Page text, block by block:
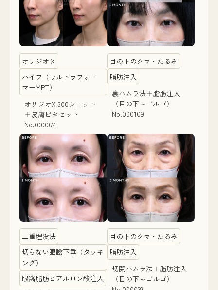
オリジオＸ
ハイフ（ウルトラフォー
マーMPT）
オリジオX 300ショット
＋皮膚ピタセット
No.000074
目の下のクマ・たるみ
脂肪注入
裏ハムラ法＋脂肪注入
（目の下～ゴルゴ）
No.000109
二重埋没法
切らない眼瞼下垂（タッキ
ング）
眼窩脂肪ヒアルロン酸注入
目の下のクマ・たるみ
脂肪注入
切開ハムラ法＋脂肪注入
（目の下～ゴルゴ）